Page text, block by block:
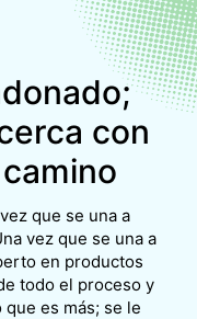
con
que se una a
vez que se una a
en productos
todo el proceso y
que es más; se le